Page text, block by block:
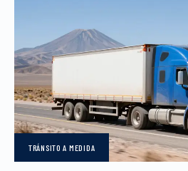
TRÁNSITOA MEDIDA